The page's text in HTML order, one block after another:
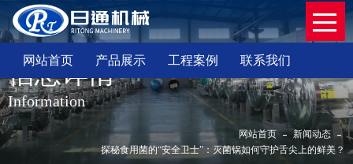
网站首页 产品展示 工程案例 联系我们
信息详情
Information
网站首页
新闻动态
探秘食用菌的“安全卫士”：灭菌锅如何守护舌尖上的鲜美？